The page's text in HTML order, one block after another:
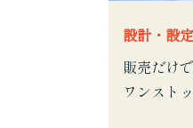
設計・設
販売だけで
ワンスト